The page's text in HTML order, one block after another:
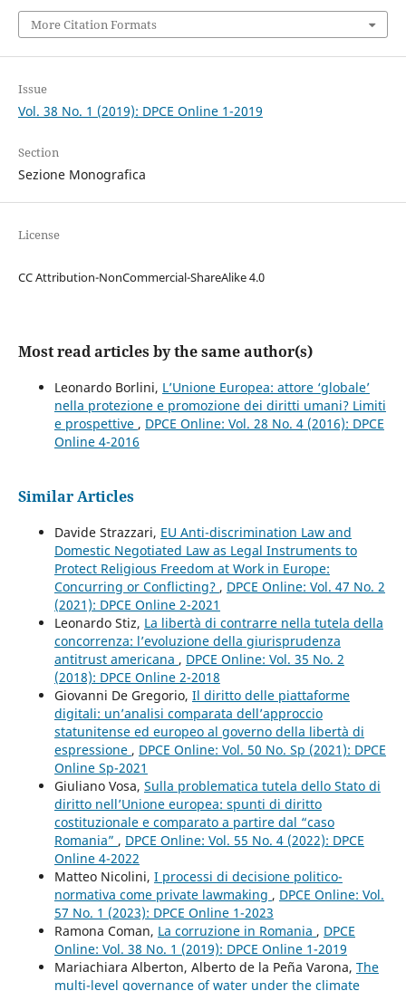
More Citation Formats
Issue
Vol. 38 No. 1 (2019): DPCE Online 1-2019
Section
Sezione Monografica
License
CC Attribution-NonCommercial-ShareAlike 4.0
Most read articles by the same author(s)
Leonardo Borlini, L’Unione Europea: attore ‘globale’
nella protezione e promozione dei diritti umani? Limiti
e prospettive , DPCE Online: Vol. 28 No. 4 (2016): DPCE
Online 4-2016
Similar Articles
Davide Strazzari, EU Anti-discrimination Law and
Domestic Negotiated Law as Legal Instruments to
Protect Religious Freedom at Work in Europe:
Concurring or Conflicting? , DPCE Online: Vol. 47 No. 2
(2021): DPCE Online 2-2021
Leonardo Stiz, La libertà di contrarre nella tutela della
concorrenza: l’evoluzione della giurisprudenza
antitrust americana , DPCE Online: Vol. 35 No. 2
(2018): DPCE Online 2-2018
Giovanni De Gregorio, Il diritto delle piattaforme
digitali: un’analisi comparata dell’approccio
statunitense ed europeo al governo della libertà di
espressione , DPCE Online: Vol. 50 No. Sp (2021): DPCE
Online Sp-2021
Giuliano Vosa, Sulla problematica tutela dello Stato di
diritto nell’Unione europea: spunti di diritto
costituzionale e comparato a partire dal “caso
Romania” , DPCE Online: Vol. 55 No. 4 (2022): DPCE
Online 4-2022
Matteo Nicolini, I processi di decisione politico-
normativa come private lawmaking , DPCE Online: Vol.
57 No. 1 (2023): DPCE Online 1-2023
Ramona Coman, La corruzione in Romania , DPCE
Online: Vol. 38 No. 1 (2019): DPCE Online 1-2019
Mariachiara Alberton, Alberto de la Peña Varona, The
multi-level governance of water under the climate